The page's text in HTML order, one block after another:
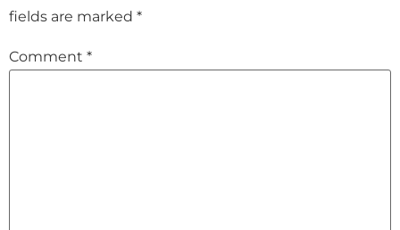
fields are marked *
Comment *